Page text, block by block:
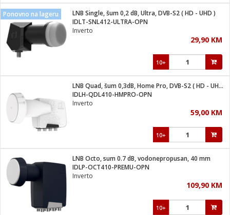
...
aparati
grla
i oprema
IP kamere
IP
brave
Ponovno na lageru
LNB Single, šum 0,2 dB, Ultra, DVB-S2 ( HD - UHD )
IDLT-SNL412-ULTRA-OPN
Inverto
29,90 KM
10+
LNB Quad, šum 0,3dB, Home Pro, DVB-S2 ( HD - UHD )
IDLH-QDL410-HMPRO-OPN
Inverto
59,00 KM
10+
LNB Octo, sum 0.7 dB, vodonepropusan, 40 mm
IDLP-OCT410-PREMU-OPN
Inverto
109,90 KM
10+